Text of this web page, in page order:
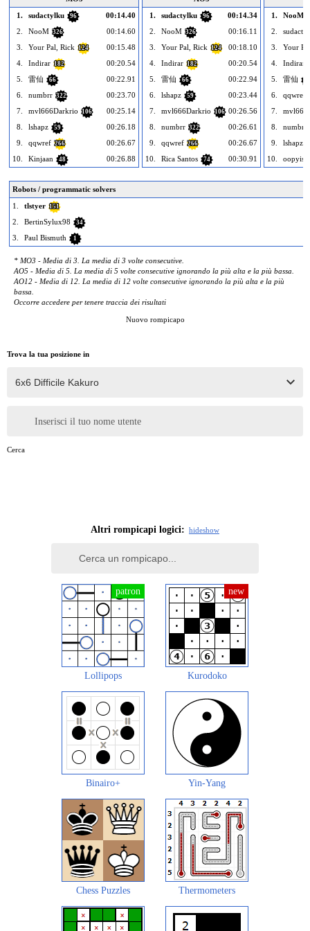
1.
sudactylku 96
00:14.40
2.
NooM 326
00:14.60
3.
Your Pal, Rick 124
00:15.48
4.
Indirar 182
00:20.54
5.
雷仙 66
00:22.91
6.
numbrr 322
00:23.70
7.
mvl666Darkrio 106
00:25.14
8.
lshapz 59
00:26.18
9.
qqwref 266
00:26.67
10.
Kinjaan 48 00:26.88
1.
sudactylku 96
00:14.34
2.
NooM 326
00:16.11
3.
Your Pal, Rick 124
00:18.10
4.
Indirar 182
00:20.54
5.
雷仙 66
00:22.94
6.
lshapz 59
00:23.44
7.
mvl666Darkrio 106 00:26.56
8.
numbrr 322
00:26.61
9.
qqwref 266
00:26.67
10.
Rica Santos 74 00:30.91
1. NooM
2.
3.
Your
4.
Indirar
5. 雷仙
6. qqwref
7.
8.
numbrr
9.
lshapz
10.
Robots / programmatic solvers
1.
tlstyer 151
2. BertinSylux98 34
3. Paul Bismuth 1
* MO3 - Media di 3. La media di 3 volte consecutive.
AO5 - Media di 5. La media di 5 volte consecutive ignorando la più alta e la più bassa.
AO12 - Media di 12. La media di 12 volte consecutive ignorando la più alta e la più
bassa.
Occorre accedere per tenere traccia dei risultati
Nuovo rompicapo
Trova la tua posizione in
Inserisci il tuo nome utente
Cerca
Altri rompicapi logici: hideshow
Lollipops Kurodoko
Binairo+ Yin-Yang
Chess Puzzles Thermometers